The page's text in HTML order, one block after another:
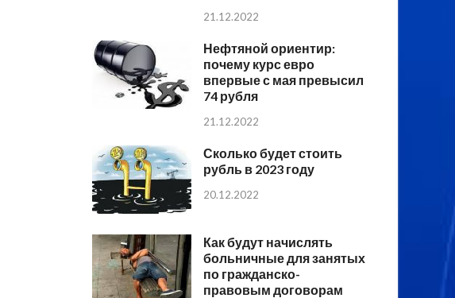
21.12.2022
Нефтяной ориентир:
почему курс евро
впервые с мая превысил
74 рубля
21.12.2022
Сколько будет стоить
рубль в 2023 году
20.12.2022
Как будут начислять
больничные для занятых
по гражданско-
правовым договорам